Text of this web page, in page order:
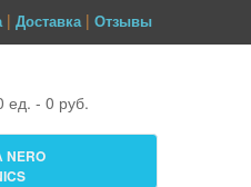
| Доставка | Отзывы
ед. - 0 руб.